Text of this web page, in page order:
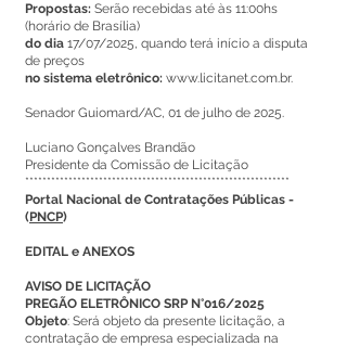
Propostas: Serão recebidas até às 11:00hs
(horário de Brasília)
do dia 17/07/2025, quando terá início a disputa
de preços
no sistema eletrônico: www.licitanet.com.br.
Senador Guiomard/AC, 01 de julho de 2025.
Luciano Gonçalves Brandão
Presidente da Comissão de Licitação
*************************************************************
Portal Nacional de Contratações Públicas -
(PNCP)
EDITAL e ANEXOS
AVISO DE LICITAÇÃO
PREGÃO ELETRÔNICO SRP N°016/2025
Objeto: Será objeto da presente licitação, a
contratação de empresa especializada na